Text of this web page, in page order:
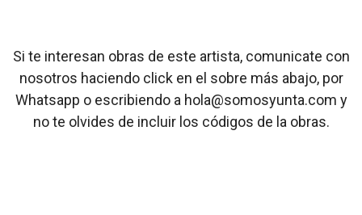
Si te interesan obras de este artista, comunicate con
nosotros haciendo click en el sobre más abajo, por
Whatsapp o escribiendo a hola@somosyunta.com y
no te olvides de incluir los códigos de la obras.